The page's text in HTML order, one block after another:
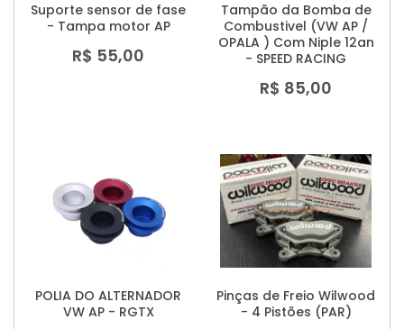
Suporte sensor de fase
- Tampa motor AP
R$ 55,00
Tampão da Bomba de
Combustivel (VW AP /
OPALA ) Com Niple 12an
- SPEED RACING
R$ 85,00
POLIA DO ALTERNADOR
VW AP - RGTX
Pinças de Freio Wilwood
- 4 Pistões (PAR)